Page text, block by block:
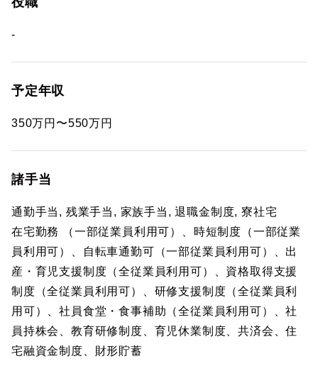
-
予定年収
350万円〜550万円
諸手当
通勤手当, 残業手当, 家族手当, 退職金制度, 寮社宅
在宅勤務 （一部従業員利用可）、時短制度（一部従業
員利用可）、自転車通勤可（一部従業員利用可）、出
産・育児支援制度（全従業員利用可）、資格取得支援
制度（全従業員利用可）、研修支援制度（全従業員利
用可）、社員食堂・食事補助（全従業員利用可）、社
員持株会、教育研修制度、育児休業制度、共済会、住
宅融資金制度、財形貯蓄